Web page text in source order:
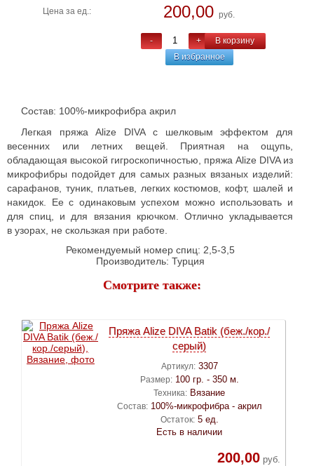
Цена за ед.: 200,00 руб.
- +
В корзину
В избранное
Состав: 100%-микрофибра акрил
Легкая пряжа Alize DIVA с шелковым эффектом для
весенних или летних вещей. Приятная на ощупь,
обладающая высокой гигроскопичностью, пряжа Alize DIVA из
микрофибры подойдет для самых разных вязаных изделий:
сарафанов, туник, платьев, легких костюмов, кофт, шалей и
накидок. Ее с одинаковым успехом можно использовать и
для спиц, и для вязания крючком. Отлично укладывается
в узорах, не скользкая при работе.
Рекомендуемый номер спиц: 2,5-3,5
Производитель: Турция
Смотрите также:
Пряжа Alize DIVA Batik (беж./кор./
серый)
Артикул: 3307
Размер: 100 гр. - 350 м.
Техника: Вязание
Состав: 100%-микрофибра - акрил
Остаток: 5 ед.
Есть в наличии
200,00руб.